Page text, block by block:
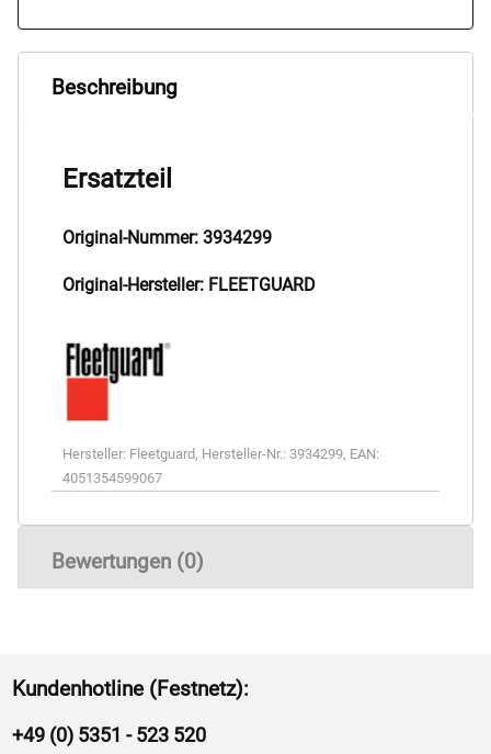
Beschreibung
Ersatzteil
Original-Nummer: 3934299
Original-Hersteller: FLEETGUARD
Hersteller: Fleetguard , Hersteller-Nr.: 3934299, EAN:
4051354599067
Bewertungen (0)
Kundenhotline (Festnetz):
+49 (0) 5351 - 523 520